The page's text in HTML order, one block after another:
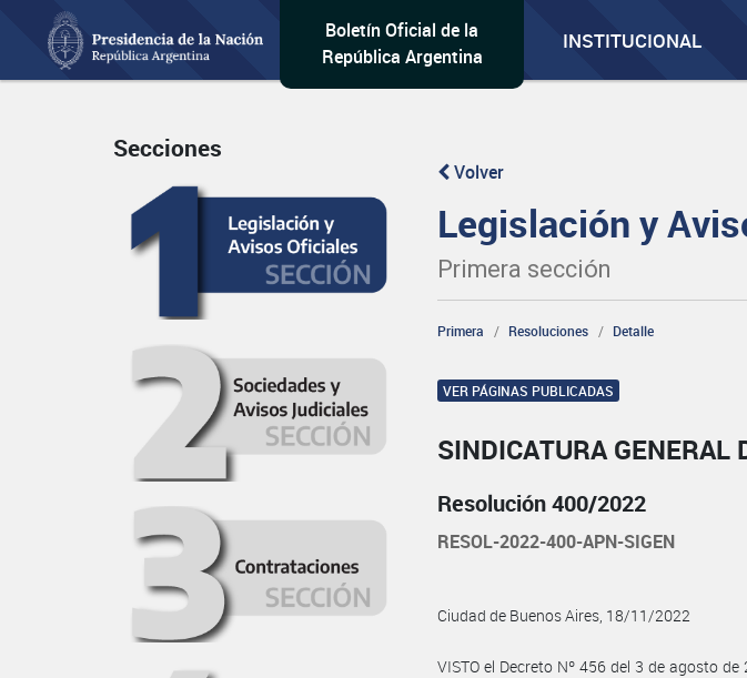
Boletín Oficial de la
República Argentina
INSTITUCIONAL
Secciones
Volver
Legislación y
Primera sección
Primera Resoluciones Detalle
VER PÁGINAS PUBLICADAS
SINDICATURA GENERAL
Resolución 400/2022
RESOL-2022-400-APN-SIGEN
Ciudad de Buenos Aires, 18/11/2022
VISTO el Decreto Nº 456 del 3 de agosto